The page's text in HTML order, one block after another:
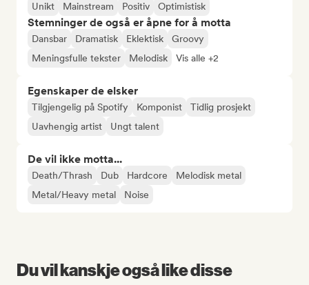
Unikt
Mainstream Positiv Optimistisk
Stemninger de også er åpne for å motta
Dansbar Dramatisk Eklektisk
Groovy
Meningsfulle tekster
Melodisk Vis alle +2
Egenskaper de elsker
Tilgjengelig på Spotify Komponist
Tidlig prosjekt
Uavhengig artist
Ungt talent
De vil ikke motta...
Death/Thrash Dub Hardcore
Melodisk metal
Metal/Heavy metal
Noise
Du vil kanskje også like disse